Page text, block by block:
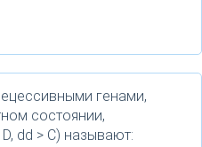
генами,
состоянии,
dd > C) называют: